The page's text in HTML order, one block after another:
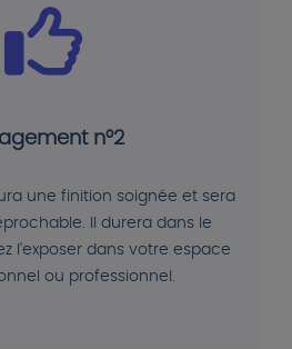
n°2
une finition soignée et sera
Il durera dans le
l'exposer dans votre espace
ou professionnel.